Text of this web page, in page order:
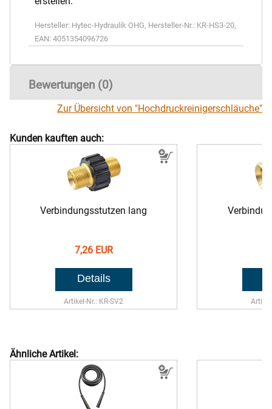
Hersteller: Hytec-Hydraulik OHG, Hersteller-Nr.: KR-HS3-20,
EAN: 4051354096726
Bewertungen (0)
Zur Übersicht von "Hochdruckreinigerschläuche"
Kunden kauften auch:
Verbindungsstutzen lang
7,26 EUR
Artikel-Nr.: KR-SV2
Ähnliche Artikel: